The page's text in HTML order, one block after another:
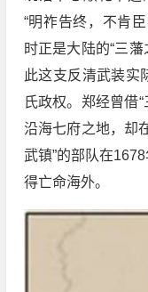
“明祚告终，不肯
时正是大陆的“三藩
此这支反清武装实
氏政权。郑经曾借
沿海七府之地，却
武镇”的部队在
得亡命海外。